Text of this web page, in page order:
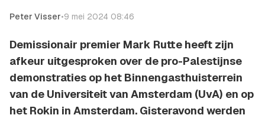
Peter Visser•9 mei 2024 08:46
Demissionair premier Mark Rutte heeft zijn
afkeur uitgesproken over de pro-Palestijnse
demonstraties op het Binnengasthuisterrein
van de Universiteit van Amsterdam (UvA) en op
het Rokin in Amsterdam. Gisteravond werden